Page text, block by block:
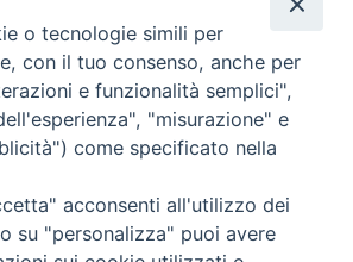
o tecnologie simili per
con il tuo consenso, anche per
e funzionalità semplici",
"misurazione" e
come specificato nella
acconsenti all'utilizzo dei
su "personalizza" puoi avere